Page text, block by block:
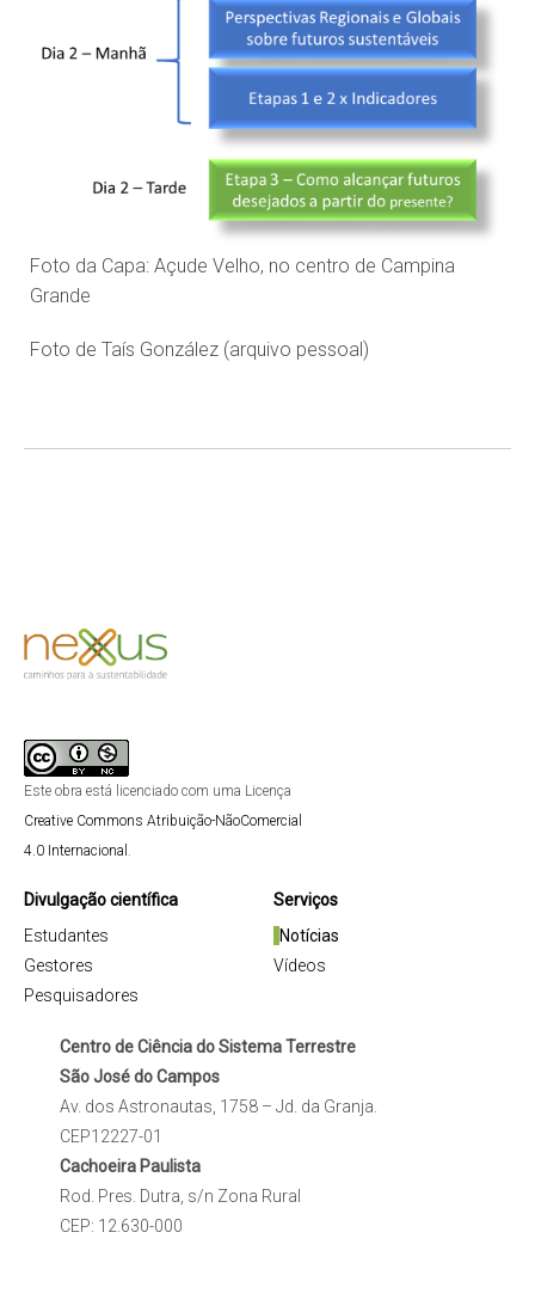
Foto da Capa: Açude Velho, no centro de Campina
Grande
Foto de Taís González (arquivo pessoal)
Este obra está licenciado com uma Licença
Creative Commons Atribuição-NãoComercial
4.0 Internacional .
Divulgação científica
Estudantes
Gestores
Pesquisadores
Serviços
Notícias
Vídeos
Centro de Ciência do Sistema Terrestre
São José do Campos
Av. dos Astronautas, 1758 – Jd. da Granja.
CEP12227-01
Cachoeira Paulista
Rod. Pres. Dutra, s/n Zona Rural
CEP: 12.630-000